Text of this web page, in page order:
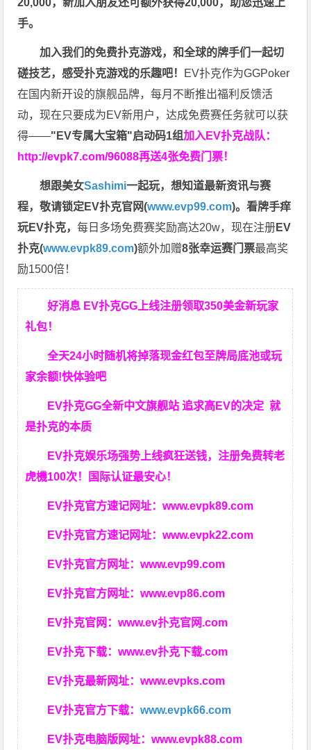
20,000，新加入朋友还可额外获得20,000，助您迅速上
手。
加入我们的免费扑克游戏，和全球的牌手们一起切
磋技艺，感受扑克游戏的乐趣吧！ EV扑克作为GGPoker
在国内新开设的旗舰品牌，每月不断推出福利反馈活
动，现在只要成为EV新用户，达成免费赛任务就可以获
得——"EV专属大宝箱"启动码1组加入EV扑克战队：
http://evpk7.com/96088再送4张免费门票！
想跟美女Sashimi一起玩，想知道最新资讯与赛
程，敬请锁定EV扑克官网(www.evp99.com)。看牌手痒
玩EV扑克，每日多场免费赛奖励高达20w，现在注册EV
扑克(www.evpk89.com)额外加赠8张幸运赛门票最高奖
励1500倍！
好消息 EV扑克GG上线注册领取350美金新玩家
礼包！
全天24小时随机将掉落现金红包至牌局底池或玩
家余额!快体验吧
EV扑克GG全新中文旗舰站 追求高EV的决定就
是扑克的本质
EV扑克娱乐场强势上线疯狂送钱，注册免费转老
虎機100次！国际认证最安心！
EV扑克官方速记网址：www.evpk89.com
EV扑克官方速记网址：www.evpk22.com
EV扑克官方网址：www.evp99.com
EV扑克官方网址：www.evp86.com
EV扑克官网：www.ev扑克官网.com
EV扑克下载：www.ev扑克下载.com
EV扑克最新网址：www.evpks.com
EV扑克官方下载：www.evpk66.com
EV扑克电脑版网址：www.evpk88.com